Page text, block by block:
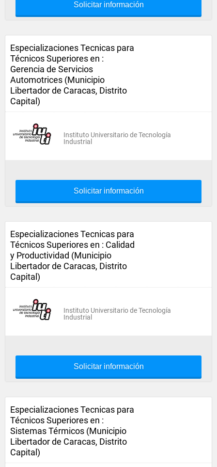
Solicitar información
Especializaciones Tecnicas para
Técnicos Superiores en :
Gerencia de Servicios
Automotrices (Municipio
Libertador de Caracas, Distrito
Capital)
Instituto Universitario de Tecnología
Industrial
Solicitar información
Especializaciones Tecnicas para
Técnicos Superiores en : Calidad
y Productividad (Municipio
Libertador de Caracas, Distrito
Capital)
Instituto Universitario de Tecnología
Industrial
Solicitar información
Especializaciones Tecnicas para
Técnicos Superiores en :
Sistemas Térmicos (Municipio
Libertador de Caracas, Distrito
Capital)